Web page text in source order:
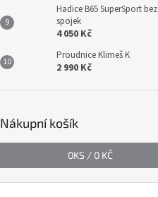
Hadice B65 SuperSport bez
spojek
4 050 Kč
Proudnice Klimeš K
2 990 Kč
Nákupní košík
0KS / 0 KČ